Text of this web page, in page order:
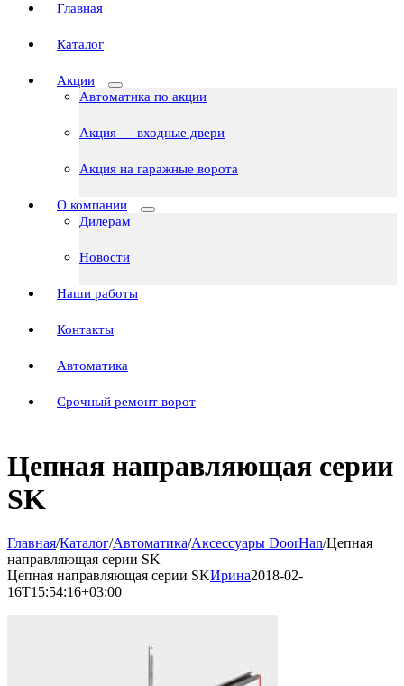
Главная
Каталог
Акции
Автоматика по акции
Акция — входные двери
Акция на гаражные ворота
О компании
Дилерам
Новости
Наши работы
Контакты
Автоматика
Срочный ремонт ворот
Цепная направляющая серии
SK
Главная/Каталог/Автоматика/Аксессуары DoorHan/Цепная
направляющая серии SK
Цепная направляющая серии SKИрина2018-02-
16T15:54:16+03:00